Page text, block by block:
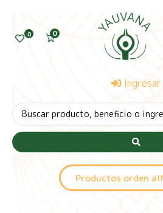
0 0
Ingresar
Productos orden